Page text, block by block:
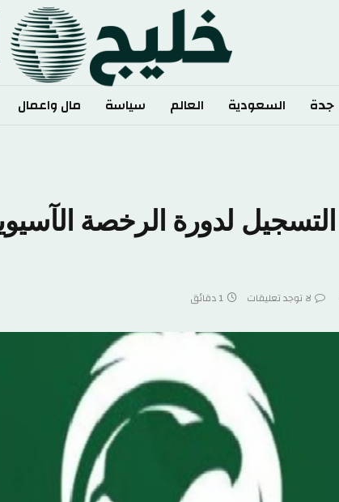
جدة السعودية العالم سياسة مال واعمال
لا توجد تعليقات 1 دقائق